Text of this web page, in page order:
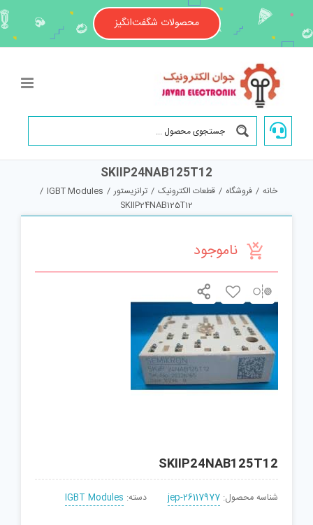
content
محصولات شگفت‌انگیز
SKIIP24NAB125T12
خانه / فروشگاه / قطعات الکترونیک / ترانزیستور /
IGBT Modules
/
SKIIP24NAB125T12
ناموجود
SKIIP24NAB125T12
شناسه محصول: jep-26117977 دسته: IGBT Modules